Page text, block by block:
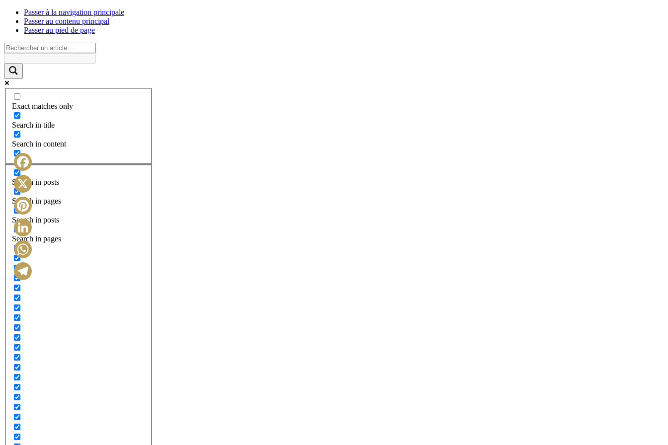
Passer à la navigation principale
Passer au contenu principal
Passer au pied de page
Exact matches only
Search in title
Search in content
Search in posts
Search in pages
Search in posts
Search in pages
Facebook
X
Pinterest
LinkedIn
WhatsApp
Telegram